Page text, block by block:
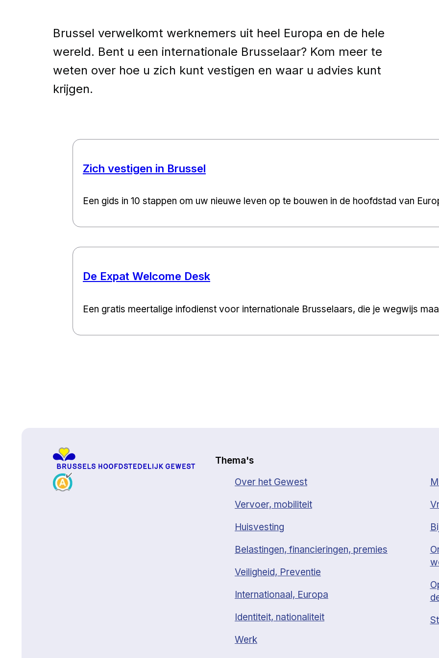
Brussel verwelkomt werknemers uit heel Europa en de hele
wereld. Bent u een internationale Brusselaar? Kom meer te
weten over hoe u zich kunt vestigen en waar u advies kunt
krijgen.
Zich vestigen in Brussel
Een gids in 10 stappen om uw nieuwe leven op te bouwen in de hoofdstad van
De Expat Welcome Desk
Een gratis meertalige infodienst voor internationale Brusselaars, die je wegwijs
Thema's
Over het Gewest
Vervoer, mobiliteit
Huisvesting
Belastingen, financieringen, premies
Veiligheid, Preventie
Internationaal, Europa
Identiteit, nationaliteit
Werk